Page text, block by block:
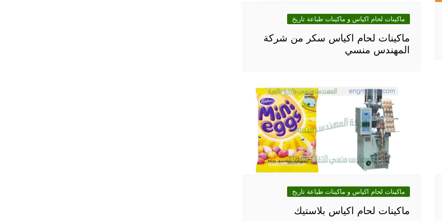
ماكينات لحام اكياس و ماكينات طباعة تاريخ
ماكينات لحام اكياس سكر من شركة
المهندس منسي
ماكينات لحام اكياس و ماكينات طباعة تاريخ
ماكينات لحام اكياس بلاستيك‎